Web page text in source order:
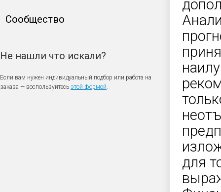
Сообщество
Не нашли что искали?
Если вам нужен индивидуальный подбор или работа на
заказа — воспользуйтесь этой формой.
для